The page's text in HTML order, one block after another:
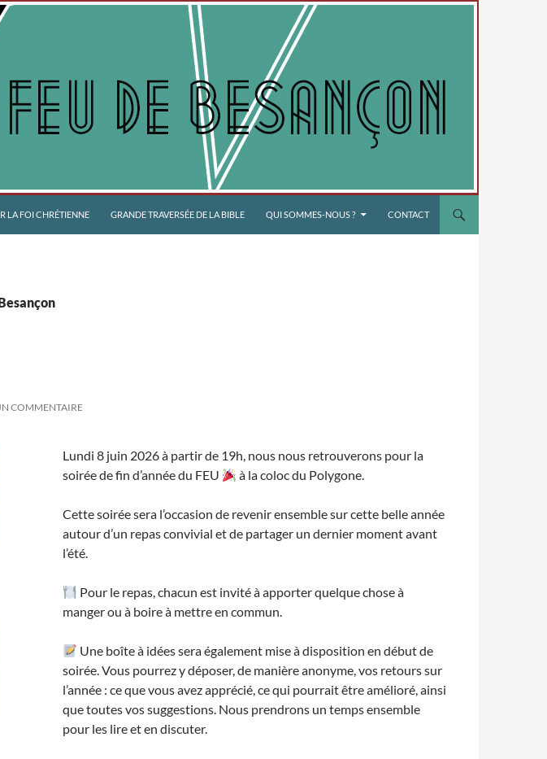
LA FOI CHRÉTIENNE GRANDE TRAVERSÉE DE LA BIBLE QUI SOMMES-NOUS ? CONTACT
COMMENTAIRE
Lundi 8 juin 2026 à partir de 19h, nous nous retrouverons pour la
soirée de fin d’année du FEU
à la coloc du Polygone.
Cette soirée sera l’occasion de revenir ensemble sur cette belle année
autour d’un repas convivial et de partager un dernier moment avant
l’été.
Pour le repas, chacun est invité à apporter quelque chose à
manger ou à boire à mettre en commun.
Une boîte à idées sera également mise à disposition en début de
soirée. Vous pourrez y déposer, de manière anonyme, vos retours sur
l’année : ce que vous avez apprécié, ce qui pourrait être amélioré, ainsi
que toutes vos suggestions. Nous prendrons un temps ensemble
pour les lire et en discuter.